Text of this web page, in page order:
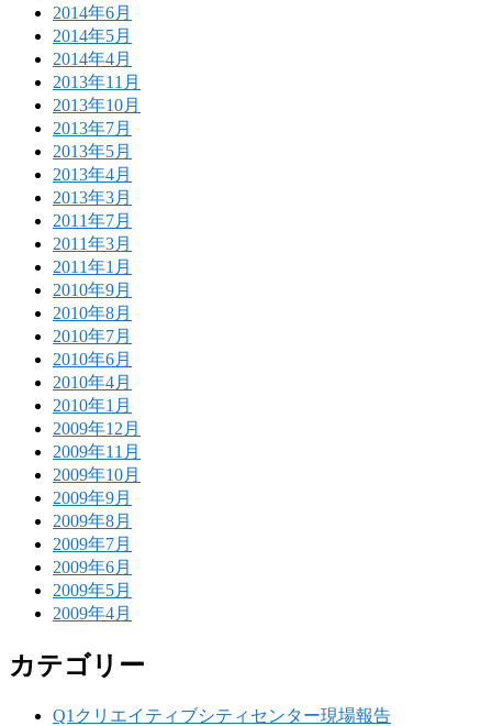
2014年6月
2014年5月
2014年4月
2013年11月
2013年10月
2013年7月
2013年5月
2013年4月
2013年3月
2011年7月
2011年3月
2011年1月
2010年9月
2010年8月
2010年7月
2010年6月
2010年4月
2010年1月
2009年12月
2009年11月
2009年10月
2009年9月
2009年8月
2009年7月
2009年6月
2009年5月
2009年4月
カテゴリー
Q1クリエイティブシティセンター現場報告